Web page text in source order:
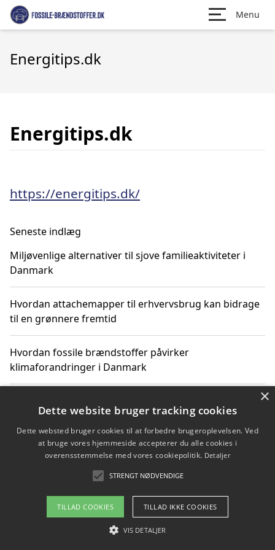
Menu
Energitips.dk
Energitips.dk
https://energitips.dk/
Seneste indlæg
Miljøvenlige alternativer til sjove familieaktiviteter i
Danmark
Hvordan attachemapper til erhvervsbrug kan bidrage
til en grønnere fremtid
Hvordan fossile brændstoffer påvirker
klimaforandringer i Danmark
klimaændringer
Hvordan citater om fossile brændstoffer kan ændre
Copyright 2026 - Pilanto Aps
Om / kontakt
×
Dette website bruger tracking cookies
Dette websted bruger cookies til at forbedre brugeroplevelsen. Ved
at bruge vores hjemmeside accepterer du alle cookies i
overensstemmelse med vores cookiepolitik. Detaljer
STRENGT NØDVENDIGE
TILLAD COOKIES TILLAD IKKE COOKIES
VIS DETALJER